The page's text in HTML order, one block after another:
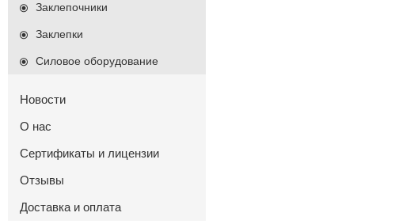
Заклепочники
Заклепки
Силовое оборудование
Новости
О нас
Сертификаты и лицензии
Отзывы
Доставка и оплата